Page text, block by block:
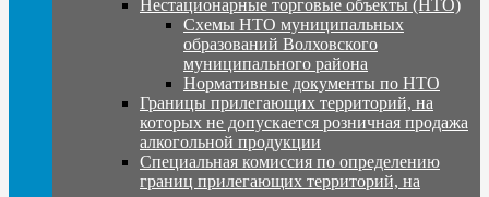
Нестационарные торговые объекты (НТО)
Схемы НТО муниципальных
образований Волховского
муниципального района
Нормативные документы по НТО
Границы прилегающих территорий, на
которых не допускается розничная продажа
алкогольной продукции
Специальная комиссия по определению
границ прилегающих территорий, на